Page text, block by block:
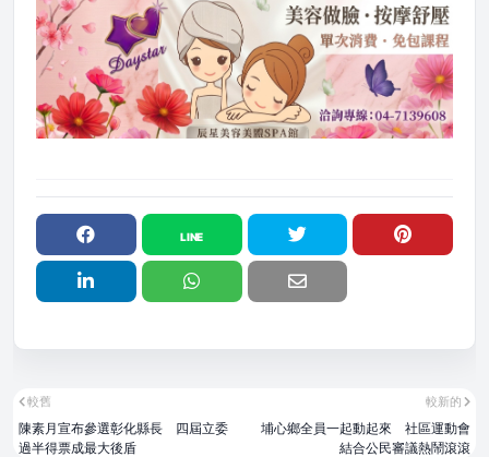
較新的
埔心鄉全員一起動起來 社區運動會
結合公民審議熱鬧滾滾
較舊
陳素月宣布參選彰化縣長 四屆立委
過半得票成最大後盾